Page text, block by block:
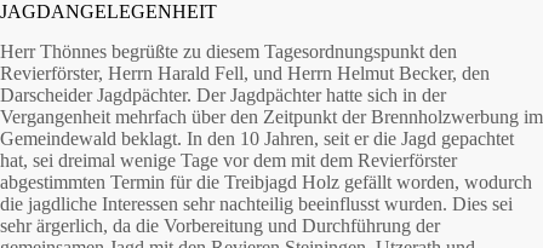
JAGDANGELEGENHEIT
Herr Thönnes begrüßte zu diesem Tagesordnungspunkt den
Revierförster, Herrn Harald Fell, und Herrn Helmut Becker, den
Darscheider Jagdpächter. Der Jagdpächter hatte sich in der
Vergangenheit mehrfach über den Zeitpunkt der Brennholzwerbung im
Gemeindewald beklagt. In den 10 Jahren, seit er die Jagd gepachtet
hat, sei dreimal wenige Tage vor dem mit dem Revierförster
abgestimmten Termin für die Treibjagd Holz gefällt worden, wodurch
die jagdliche Interessen sehr nachteilig beeinflusst wurden. Dies sei
sehr ärgerlich, da die Vorbereitung und Durchführung der